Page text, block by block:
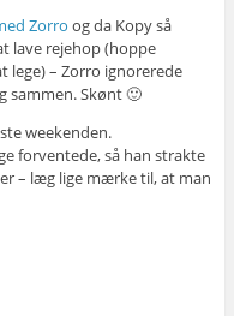
Zorro og da Kopy så
lave rejehop (hoppe
lege) – Zorro ignorerede
sammen. Skønt 🙂
weekenden.
forventede, så han strakte
– læg lige mærke til, at man